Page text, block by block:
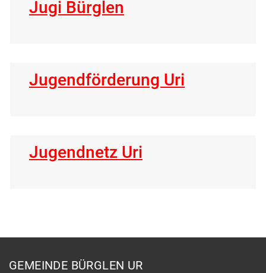
Jugi Bürglen
Jugendförderung Uri
Jugendnetz Uri
Fusszeile
GEMEINDE BÜRGLEN UR